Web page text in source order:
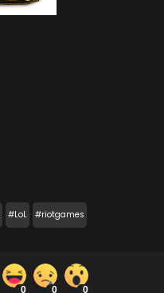
#LoL #riotgames
0 0 0